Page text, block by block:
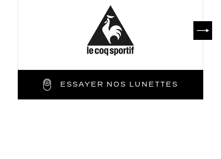
ESSAYER NOS LUNETTES